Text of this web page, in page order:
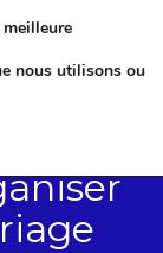
nous utilisons ou